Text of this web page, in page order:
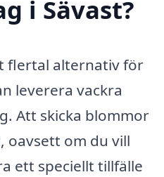
i Sävast?
flertal alternativ för
leverera vackra
Att skicka blommor
oavsett om du vill
ett speciellt tillfälle